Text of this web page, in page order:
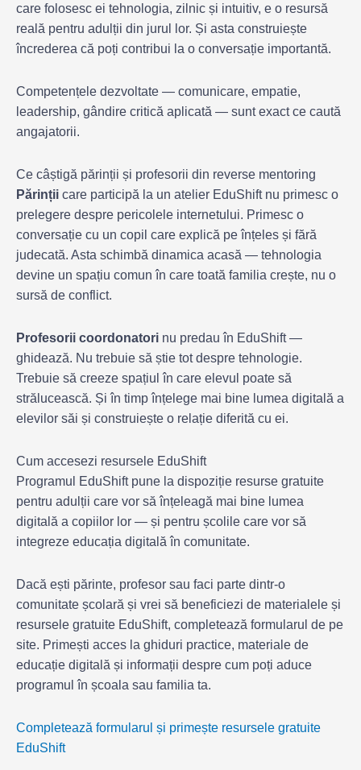
care folosesc ei tehnologia, zilnic și intuitiv, e o resursă
reală pentru adulții din jurul lor. Și asta construiește
încrederea că poți contribui la o conversație importantă.
Competențele dezvoltate — comunicare, empatie,
leadership, gândire critică aplicată — sunt exact ce caută
angajatorii.
Ce câștigă părinții și profesorii din reverse mentoring
Părinții care participă la un atelier EduShift nu primesc o
prelegere despre pericolele internetului. Primesc o
conversație cu un copil care explică pe înțeles și fără
judecată. Asta schimbă dinamica acasă — tehnologia
devine un spațiu comun în care toată familia crește, nu o
sursă de conflict.
Profesorii coordonatori nu predau în EduShift —
ghidează. Nu trebuie să știe tot despre tehnologie.
Trebuie să creeze spațiul în care elevul poate să
strălucească. Și în timp înțelege mai bine lumea digitală a
elevilor săi și construiește o relație diferită cu ei.
Cum accesezi resursele EduShift
Programul EduShift pune la dispoziție resurse gratuite
pentru adulții care vor să înțeleagă mai bine lumea
digitală a copiilor lor — și pentru școlile care vor să
integreze educația digitală în comunitate.
Dacă ești părinte, profesor sau faci parte dintr-o
comunitate școlară și vrei să beneficiezi de materialele și
resursele gratuite EduShift, completează formularul de pe
site. Primești acces la ghiduri practice, materiale de
educație digitală și informații despre cum poți aduce
programul în școala sau familia ta.
Completează formularul și primește resursele gratuite
EduShift